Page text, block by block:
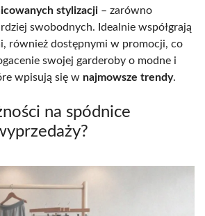
stylizacji – zarówno
swobodnych. Idealnie współgrają
również dostępnymi w promocji, co
swojej garderoby o modne i
wpisują się w najmowsze trendy.
na spódnice